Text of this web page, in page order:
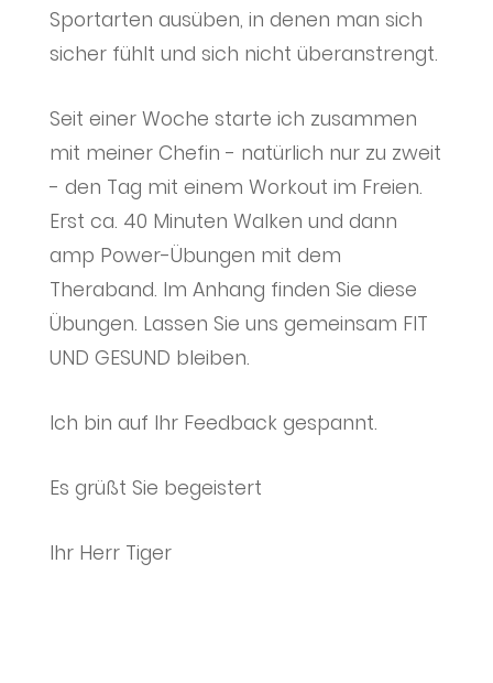
Sportarten ausüben, in denen man sich
sicher fühlt und sich nicht überanstrengt.
Seit einer Woche starte ich zusammen
mit meiner Chefin - natürlich nur zu zweit
- den Tag mit einem Workout im Freien.
Erst ca. 40 Minuten Walken und dann
amp Power-Übungen mit dem
Theraband. Im Anhang finden Sie diese
Übungen. Lassen Sie uns gemeinsam FIT
UND GESUND bleiben.
Ich bin auf Ihr Feedback gespannt.
Es grüßt Sie begeistert
Ihr Herr Tiger